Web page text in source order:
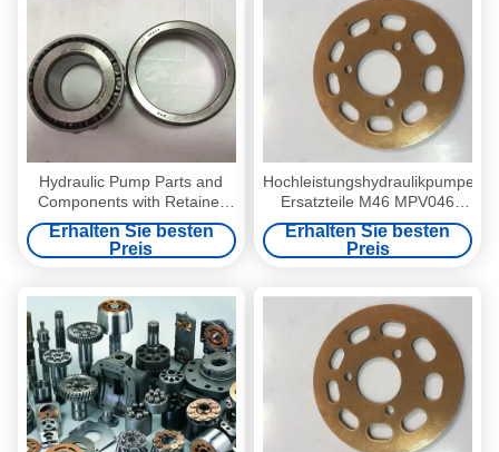
Hydraulic Pump Parts and
Components with Retainer
Plate 2 for Teijin Seiki
GM28/GM35/GM38 Travel
Motors and Danfoss EATON
Erhalten Sie besten
Preis
Hochleistungshydraulikpumpe-
Ersatzteile M46 MPV046
MF35 MPTO35 SPV6-119
Erhalten Sie besten
Preis